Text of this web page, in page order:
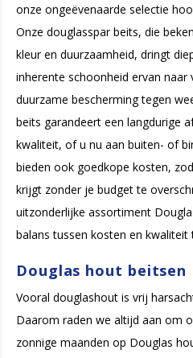
onze ongeëvenaarde selectie
Onze douglasspar beits, die
kleur en duurzaamheid, dringt
inherente schoonheid ervan naar
duurzame bescherming tegen
beits garandeert een langdurige
kwaliteit, of u nu aan buiten- of
bieden ook goedkope kosten,
krijgt zonder je budget te
uitzonderlijke assortiment
balans tussen kosten en kwaliteit
Douglas hout beitsen
Vooral douglashout is vrij
Daarom raden we altijd aan om
zonnige maanden op Douglas